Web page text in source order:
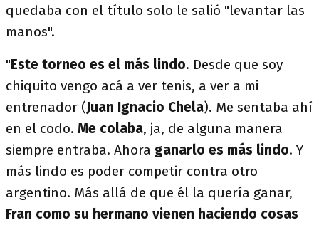
quedaba con el título solo le salió "levantar las
manos".
"Este torneo es el más lindo. Desde que soy
chiquito vengo acá a ver tenis, a ver a mi
entrenador (Juan Ignacio Chela). Me sentaba ahí
en el codo. Me colaba, ja, de alguna manera
siempre entraba. Ahora ganarlo es más lindo. Y
más lindo es poder competir contra otro
argentino. Más allá de que él la quería ganar,
Fran como su hermano vienen haciendo cosas